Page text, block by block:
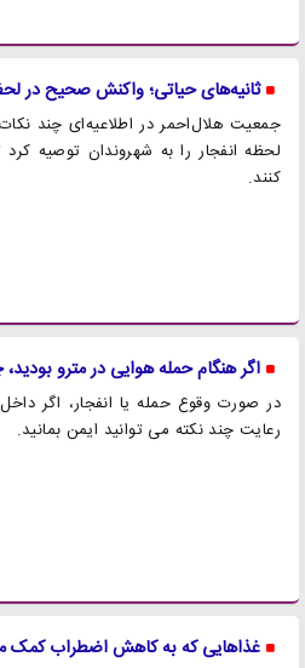
ثانیه‌های حیاتی؛ واکنش صحیح در
جمعیت هلال‌احمر در اطلاعیه‌ای چند
لحظه انفجار را به شهروندان توصیه
کنند.
اگر هنگام حمله هوایی در مترو بودید،
در صورت وقوع حمله یا انفجار، اگر
رعایت چند نکته می توانید ایمن بمانید.
غذاهایی که به کاهش اضطراب کمک